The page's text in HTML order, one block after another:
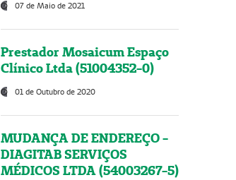
07 de Maio de 2021
Prestador Mosaicum Espaço
Clínico Ltda (51004352-0)
01 de Outubro de 2020
MUDANÇA DE ENDEREÇO -
DIAGITAB SERVIÇOS
MÉDICOS LTDA (54003267-5)